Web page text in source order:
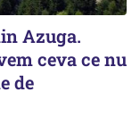
Azuga.
ceva ce nu
de